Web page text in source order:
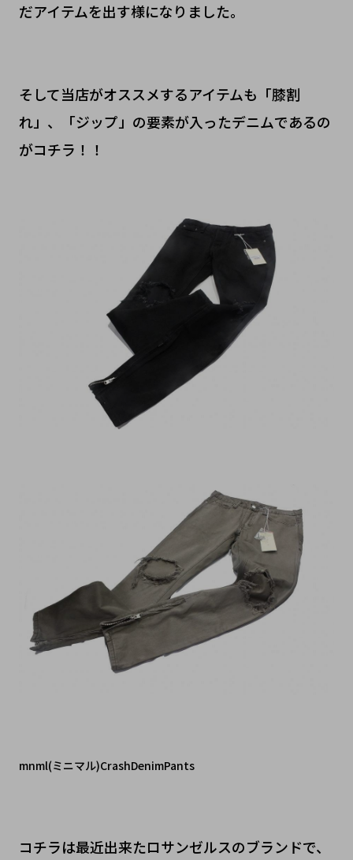
だアイテムを出す様になりました。
そして当店がオススメするアイテムも「膝割
れ」、「ジップ」の要素が入ったデニムであるの
がコチラ！！
mnml(ミニマル)CrashDenimPants
コチラは最近出来たロサンゼルスのブランドで、